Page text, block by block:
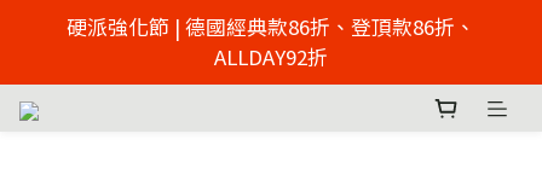
2026父親節慶 硬派強化節  | 來店免費足壓檢測 >> 點擊
了解
硬派強化節 | 德國經典款86折、登頂款86折、
ALLDAY92折
2026父親節慶 硬派強化節  | 來店免費足壓檢測 >> 點擊
了解